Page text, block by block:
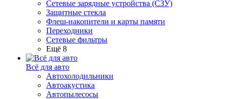
Сетевые зарядные устройства (СЗУ)
Защитные стекла
Флеш-накопители и карты памяти
Переходники
Сетевые фильтры
Ещё 8
Всё для авто
Автохолодильники
Автоакустика
Автопылесосы